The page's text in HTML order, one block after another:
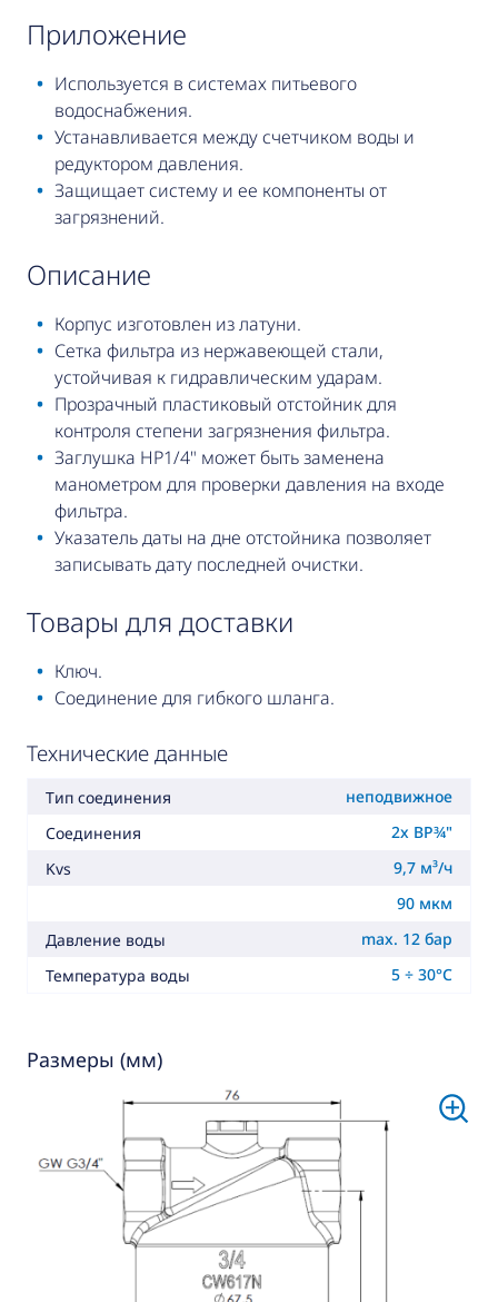
приложение
Используется в системах питьевого
водоснабжения.
Устанавливается между счетчиком воды и
редуктором давления.
Защищает систему и ее компоненты от
загрязнений.
описание
Корпус изготовлен из латуни.
Сетка фильтра из нержавеющей стали,
устойчивая к гидравлическим ударам.
Прозрачный пластиковый отстойник для
контроля степени загрязнения фильтра.
Заглушка НР1/4" может быть заменена
манометром для проверки давления на входе
фильтра.
Указатель даты на дне отстойника позволяет
записывать дату последней очистки.
товары для доставки
Ключ.
Соединение для гибкого шланга.
Технические данные
Тип соединения
неподвижное
Соединения
2x ВР¾"
Kvs
9,7 м³/ч
90 мкм
Давление воды
max. 12 бар
Температура воды
5 ÷ 30°C
Размеры (мм)